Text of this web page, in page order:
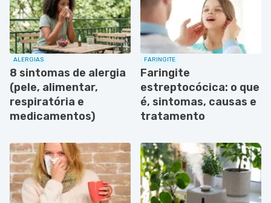
ALERGIAS
8 sintomas de alergia
(pele, alimentar,
respiratória e
medicamentos)
FARINGITE
Faringite
estreptocócica: o que
é, sintomas, causas e
tratamento